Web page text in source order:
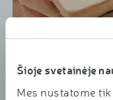
Šioje svetainėje
Mes nustatome
Renginiai
„Rinkis sveikiau“